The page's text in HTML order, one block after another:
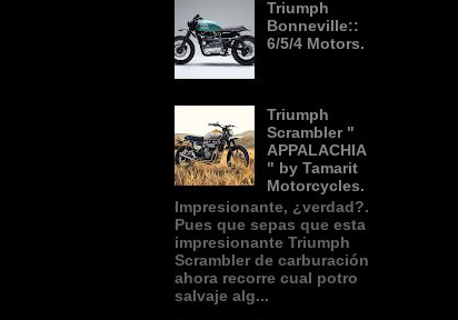
Triumph
Bonneville::
6/5/4 Motors.
Triumph
Scrambler "
APPALACHIA
" by Tamarit
Motorcycles.
Impresionante, ¿verdad?.
Pues que sepas que esta
impresionante Triumph
Scrambler de carburación
ahora recorre cual potro
salvaje alg...